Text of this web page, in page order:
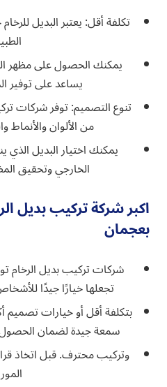
تكلفة أقل: يعتبر البديل
يمكنك الحصول على مظهر
يساعد على
تنوع التصميم: توفر شركات
من الألوان والأنماط
يمكنك اختيار البديل
الخارجي وتحقيق
اكبر شركة تركيب بديل
بعجمان
شركات تركيب بديل الرخام
تجعلها خيارًا جيدًا
بتكلفة أقل أو خيارات تصميم
سمعة جيدة لضمان
وتركيب محترف. قبل اتخاذ